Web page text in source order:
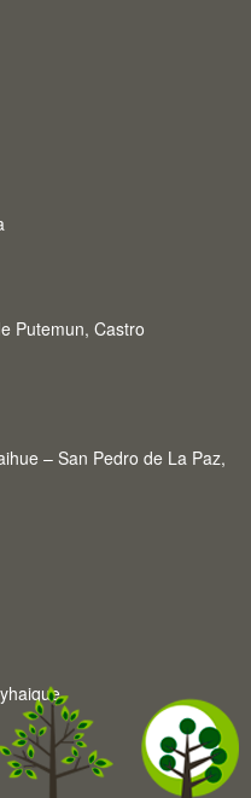
Putemun, Castro
– San Pedro de La Paz,